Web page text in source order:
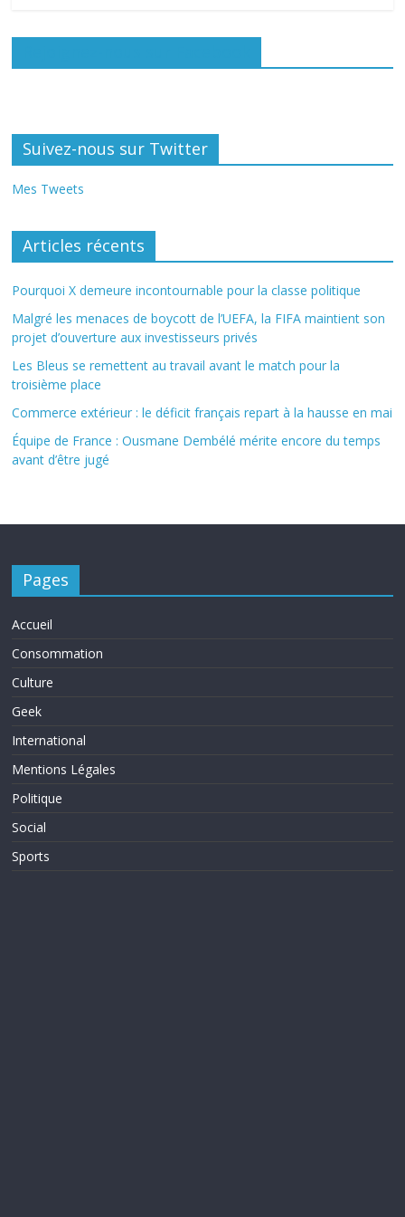
Suivez-nous sur Twitter
Mes Tweets
Articles récents
Pourquoi X demeure incontournable pour la classe politique
Malgré les menaces de boycott de l’UEFA, la FIFA maintient son
projet d’ouverture aux investisseurs privés
Les Bleus se remettent au travail avant le match pour la
troisième place
Commerce extérieur : le déficit français repart à la hausse en mai
Équipe de France : Ousmane Dembélé mérite encore du temps
avant d’être jugé
Pages
Accueil
Consommation
Culture
Geek
International
Mentions Légales
Politique
Social
Sports